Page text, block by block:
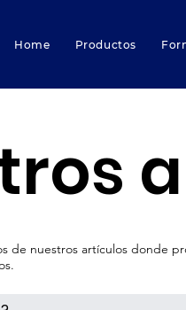
Home Productos
de nuestros artículos donde